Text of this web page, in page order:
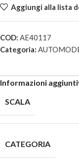
Aggiungi alla lista
COD: AE40117
Categoria:
Informazioni
SCALA
CATEGORIA